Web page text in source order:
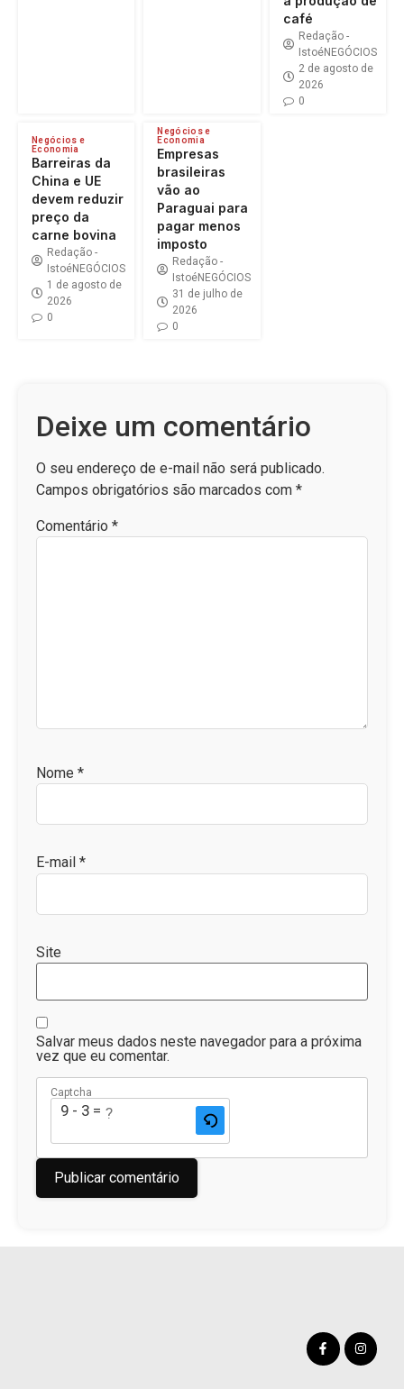
café
Redação -
IstoéNEGÓCIOS
2 de agosto de
2026
0
Negócios e
Economia
Barreiras da
China e UE
devem reduzir
preço da
carne bovina
Redação -
IstoéNEGÓCIOS
1 de agosto de
2026
0
Negócios e
Economia
Empresas
brasileiras
vão ao
Paraguai para
pagar menos
imposto
Redação -
IstoéNEGÓCIOS
31 de julho de
2026
0
Deixe um comentário
O seu endereço de e-mail não será publicado.
Campos obrigatórios são marcados com *
Comentário *
Nome *
E-mail *
Site
Salvar meus dados neste navegador para a próxima
vez que eu comentar.
Captcha
9 - 3 = ?